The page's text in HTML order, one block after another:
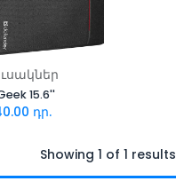
15.6''
դր.
Showing 1 of 1 results